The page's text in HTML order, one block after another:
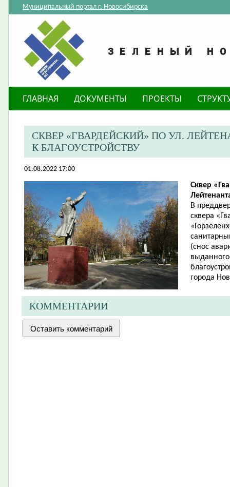
Муниципальный портал г. Новосибирска
ГЛАВНАЯ ДОКУМЕНТЫ ПРОЕКТЫ
​СКВЕР «ГВАРДЕЙСКИЙ» ПО УЛ.
К БЛАГОУСТРОЙСТВУ
01.08.2022 17:00
Сквер
В
сквера
(снос
города
КОММЕНТАРИИ